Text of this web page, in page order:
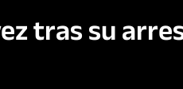
tras su